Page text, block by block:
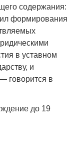
содержания:
формирования
в уставном
и
говорится в
до 19